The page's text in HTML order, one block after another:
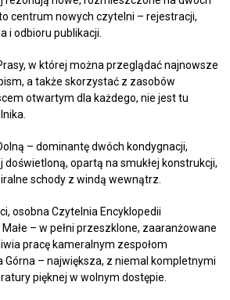
centrum nowych czytelni – rejestracji,
i odbioru publikacji.
w której można przeglądać najnowsze
a także skorzystać z zasobów
otwartym dla każdego, nie jest tu
– dominantę dwóch kondygnacji,
opartą na smukłej konstrukcji,
schody z windą wewnątrz.
osobna Czytelnia Encyklopedii
– w pełni przeszklone, zaaranżowane
pracę kameralnym zespołom
Górna – największa, z niemal kompletnymi
pięknej w wolnym dostępie.